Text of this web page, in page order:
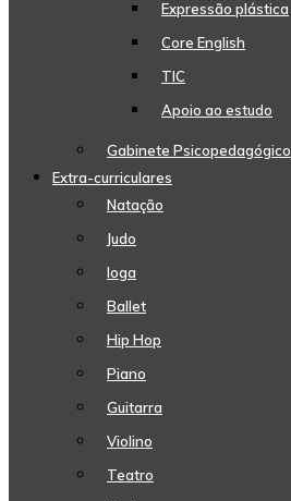
Expressão plástica
Core English
TIC
Apoio ao estudo
Gabinete Psicopedagógico
Extra-curriculares
Natação
Judo
Ioga
Ballet
Hip Hop
Piano
Guitarra
Violino
Teatro